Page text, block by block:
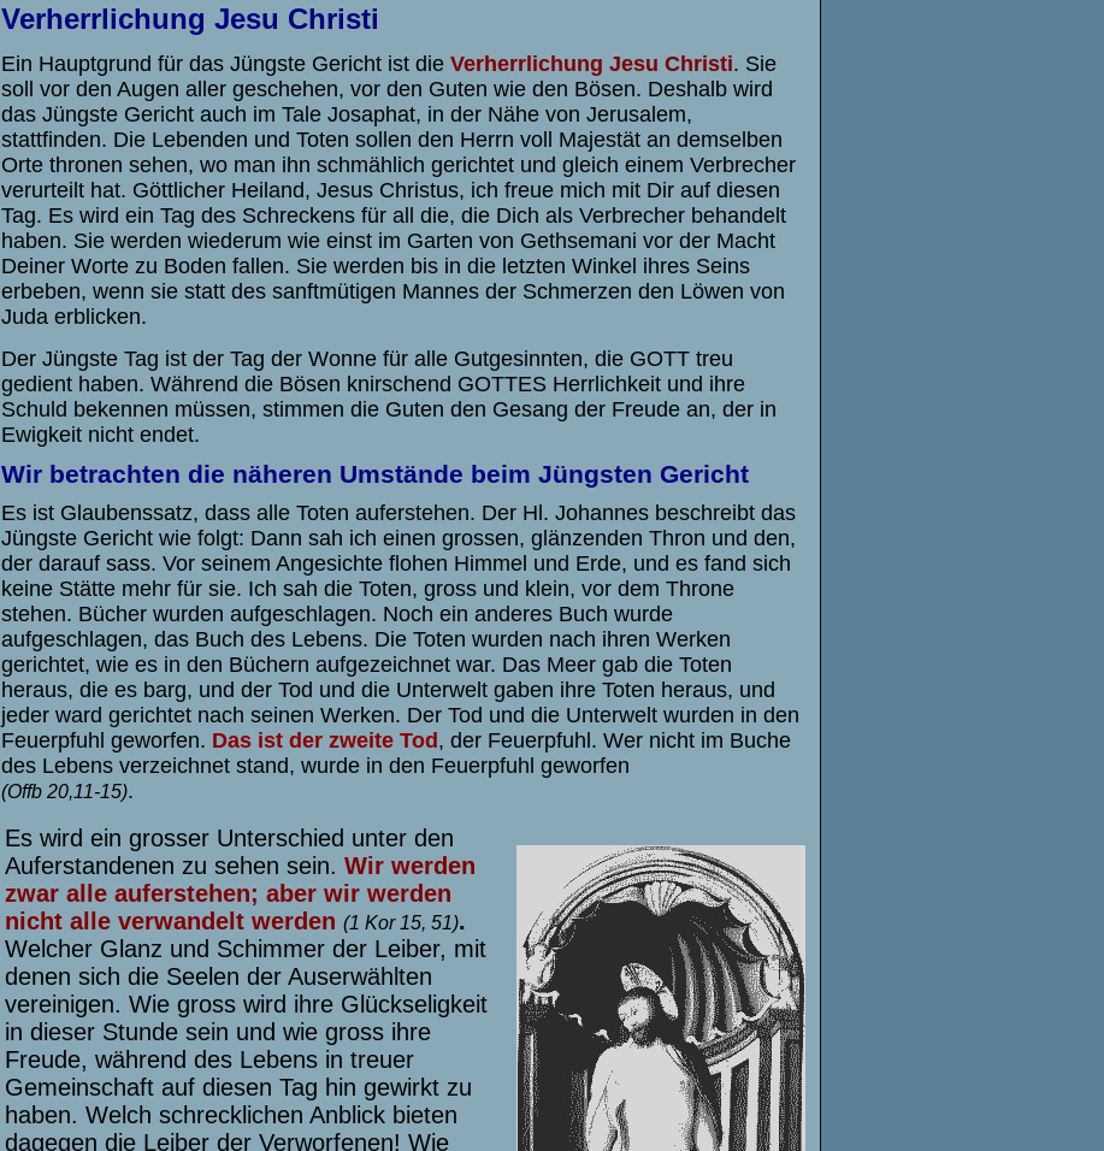
Verherrlichung Jesu Christi
Ein Hauptgrund für das Jüngste Gericht ist die Verherrlichung Jesu Christi. Sie
soll vor den Augen aller geschehen, vor den Guten wie den Bösen. Deshalb wird
das Jüngste Gericht auch im Tale Josaphat, in der Nähe von Jerusalem,
stattfinden. Die Lebenden und Toten sollen den Herrn voll Majestät an demselben
Orte thronen sehen, wo man ihn schmählich gerichtet und gleich einem Verbrecher
verurteilt hat. Göttlicher Heiland, Jesus Christus, ich freue mich mit Dir auf diesen
Tag. Es wird ein Tag des Schreckens für all die, die Dich als Verbrecher behandelt
haben. Sie werden wiederum wie einst im Garten von Gethsemani vor der Macht
Deiner Worte zu Boden fallen. Sie werden bis in die letzten Winkel ihres Seins
erbeben, wenn sie statt des sanftmütigen Mannes der Schmerzen den Löwen von
Juda erblicken.
Der Jüngste Tag ist der Tag der Wonne für alle Gutgesinnten, die GOTT treu
gedient haben. Während die Bösen knirschend GOTTES Herrlichkeit und ihre
Schuld bekennen müssen, stimmen die Guten den Gesang der Freude an, der in
Ewigkeit nicht endet.
Wir betrachten die näheren Umstände beim Jüngsten Gericht
Es ist Glaubenssatz, dass alle Toten auferstehen. Der Hl. Johannes beschreibt das
Jüngste Gericht wie folgt: Dann sah ich einen grossen, glänzenden Thron und den,
der darauf sass. Vor seinem Angesichte flohen Himmel und Erde, und es fand sich
keine Stätte mehr für sie. Ich sah die Toten, gross und klein, vor dem Throne
stehen. Bücher wurden aufgeschlagen. Noch ein anderes Buch wurde
aufgeschlagen, das Buch des Lebens. Die Toten wurden nach ihren Werken
gerichtet, wie es in den Büchern aufgezeichnet war. Das Meer gab die Toten
heraus, die es barg, und der Tod und die Unterwelt gaben ihre Toten heraus, und
jeder ward gerichtet nach seinen Werken. Der Tod und die Unterwelt wurden in den
Feuerpfuhl geworfen. Das ist der zweite Tod , der Feuerpfuhl. Wer nicht im Buche
des Lebens verzeichnet stand, wurde in den Feuerpfuhl geworfen
(Offb 20,11-15).
Es wird ein grosser Unterschied unter den
Auferstandenen zu sehen sein. Wir werden
zwar alle auferstehen; aber wir werden
nicht alle verwandelt werden (1 Kor 15, 51).
Welcher Glanz und Schimmer der Leiber, mit
denen sich die Seelen der Auserwählten
vereinigen. Wie gross wird ihre Glückseligkeit
in dieser Stunde sein und wie gross ihre
Freude, während des Lebens in treuer
Gemeinschaft auf diesen Tag hin gewirkt zu
haben. Welch schrecklichen Anblick bieten
dagegen die Leiber der Verworfenen! Wie